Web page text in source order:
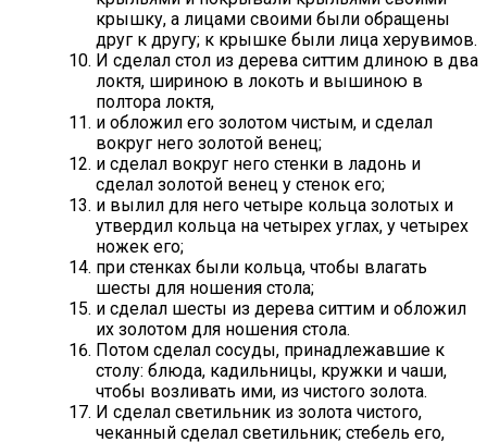
крышку, а лицами своими были обращены
друг к другу; к крышке были лица херувимов.
И сделал стол из дерева ситтим длиною в два
локтя, шириною в локоть и вышиною в
полтора локтя,
и обложил его золотом чистым, и сделал
вокруг него золотой венец;
и сделал вокруг него стенки в ладонь и
сделал золотой венец у стенок его;
и вылил для него четыре кольца золотых и
утвердил кольца на четырех углах, у четырех
ножек его;
при стенках были кольца, чтобы влагать
шесты для ношения стола;
и сделал шесты из дерева ситтим и обложил
их золотом для ношения стола.
Потом сделал сосуды, принадлежавшие к
столу: блюда, кадильницы, кружки и чаши,
чтобы возливать ими, из чистого золота.
И сделал светильник из золота чистого,
чеканный сделал светильник; стебель его,